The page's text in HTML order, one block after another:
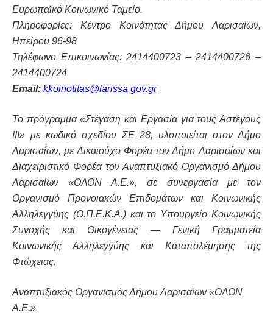
Ευρωπαϊκό Κοινωνικό Ταμείο.
Πληροφορίες: Κέντρο Κοινότητας Δήμου Λαρισαίων,
Ηπείρου 96-98
Τηλέφωνο Επικοινωνίας: 2414400723 – 2414400726 –
2414400724
Email: kkoinotitas@larissa.gov.gr
Το πρόγραμμα «Στέγαση και Εργασία για τους Αστέγους
ΙΙΙ» με κωδικό σχεδίου ΣΕ 28, υλοποιείται στον Δήμο
Λαρισαίων, με Δικαιούχο Φορέα τον Δήμο Λαρισαίων και
Διαχειριστικό Φορέα τον Αναπτυξιακό Οργανισμό Δήμου
Λαρισαίων «ΟΛΟΝ Α.Ε.», σε συνεργασία με τον
Οργανισμό Προνοιακών Επιδομάτων και Κοινωνικής
Αλληλεγγύης (Ο.Π.Ε.Κ.Α.) και το Υπουργείο Κοινωνικής
Συνοχής και Οικογένειας — Γενική Γραμματεία
Κοινωνικής Αλληλεγγύης και Καταπολέμησης της
Φτώχειας.
Αναπτυξιακός Οργανισμός Δήμου Λαρισαίων «ΟΛΟΝ
Α.Ε.»